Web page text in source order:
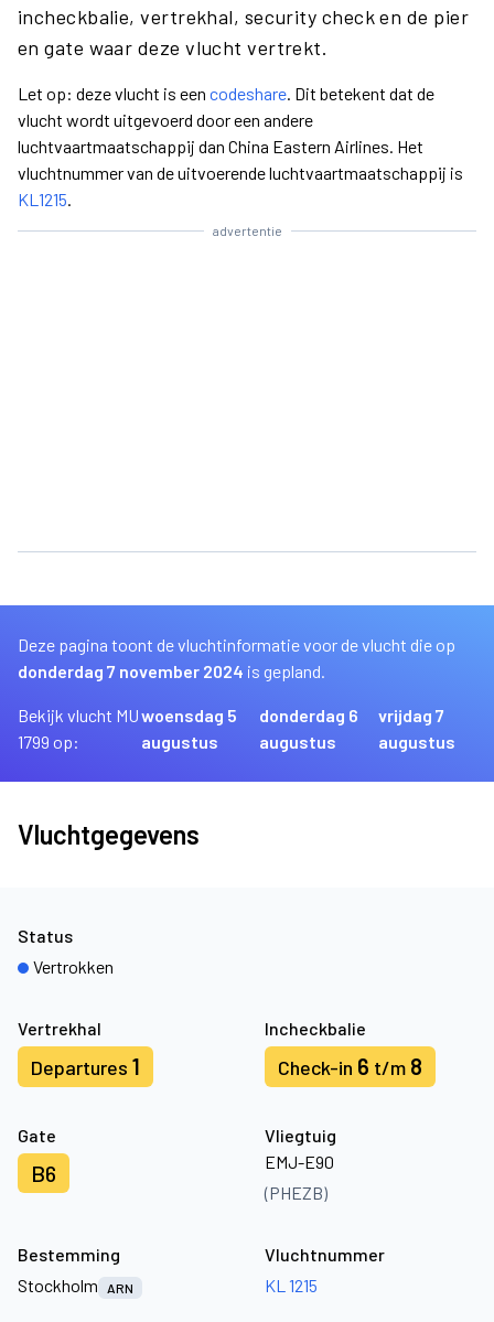
incheckbalie, vertrekhal, security check en de pier
en gate waar deze vlucht vertrekt.
Let op: deze vlucht is een codeshare. Dit betekent dat de
vlucht wordt uitgevoerd door een andere
luchtvaartmaatschappij dan China Eastern Airlines. Het
vluchtnummer van de uitvoerende luchtvaartmaatschappij is
KL1215.
advertentie
Deze pagina toont de vluchtinformatie voor de vlucht die op
donderdag 7 november 2024 is gepland.
Bekijk vlucht MU
1799 op:
woensdag 5
augustus
donderdag 6
augustus
vrijdag 7
augustus
Vluchtgegevens
Vertrekhal
Departures 1
Incheckbalie
Check-in 6 t/m 8
Gate
B6
Vliegtuig
EMJ-E90
(PHEZB)
Status
Vertrokken
Bestemming
Stockholm
ARN
Vluchtnummer
KL 1215